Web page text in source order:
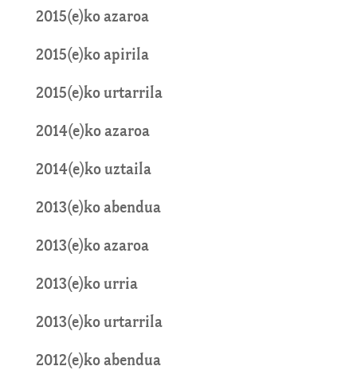
2015(e)ko azaroa
2015(e)ko apirila
2015(e)ko urtarrila
2014(e)ko azaroa
2014(e)ko uztaila
2013(e)ko abendua
2013(e)ko azaroa
2013(e)ko urria
2013(e)ko urtarrila
2012(e)ko abendua